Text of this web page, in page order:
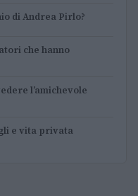
di Andrea Pirlo?
che hanno
l’amichevole
e vita privata